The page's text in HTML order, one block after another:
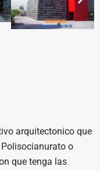
arquitectonico que
o
que tenga las